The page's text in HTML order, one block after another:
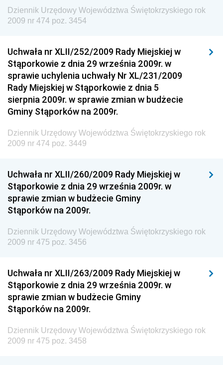
Dziennik Urzędowy Komendy Głównej Straży
Granicznej
Drogowego
Dziennik Urzędowy Narodowego Banku Polskiego
Dziennik Urzędowy Komendy Głównej Policji
Dziennik Urzędowy Ministra Pracy i Polityki
Społecznej
Dziennik Urzędowy Ministra Transportu, Budownictwa
i Gospodarki Morskiej
Dziennik Urzędowy Ministra Spraw Zagranicznych
Dziennik Urzędowy Centralnego Biura
Antykorupcyjnego
Wewnętrznego
Dziennik Urzędowy Urzędu Patentowego
Dziennik Urzędowy Generalnej Dyrekcji Dróg
Krajowych i Autostrad
Dziennik Urzędowy Ministra Środowiska
Dziennik Urzędowy Ministra Edukacji
Dziennik Urzędowy Województwa Świętokrzyskiego rok
2009 nr 474 poz. 3454
Uchwała nr XLII/252/2009 Rady Miejskiej w
Stąporkowie z dnia 29 września 2009r. w
sprawie uchylenia uchwały Nr XL/231/2009
Rady Miejskiej w Stąporkowie z dnia 5
sierpnia 2009r. w sprawie zmian w budżecie
Gminy Stąporków na 2009r.
Dziennik Urzędowy Województwa Świętokrzyskiego rok
2009 nr 474 poz. 3449
Uchwała nr XLII/260/2009 Rady Miejskiej w
Stąporkowie z dnia 29 września 2009r. w
sprawie zmian w budżecie Gminy
Stąporków na 2009r.
Dziennik Urzędowy Województwa Świętokrzyskiego rok
2009 nr 475 poz. 3456
Uchwała nr XLII/263/2009 Rady Miejskiej w
Stąporkowie z dnia 29 września 2009r. w
sprawie zmian w budżecie Gminy
Stąporków na 2009r.
Dziennik Urzędowy Województwa Świętokrzyskiego rok
2009 nr 475 poz. 3458